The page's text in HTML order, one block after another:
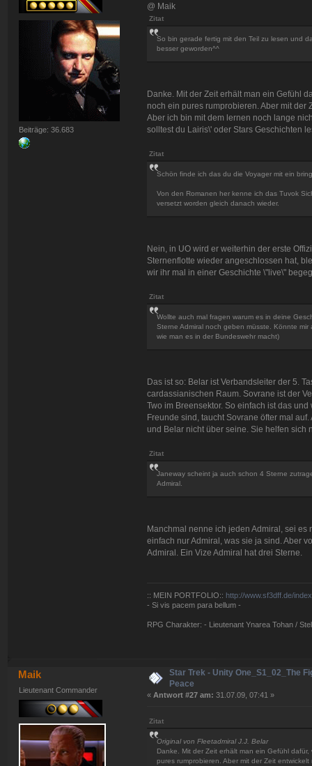
Beiträge: 36.683
@ Maik
Zitat
So bin gerade fertig mit den Teil zu lesen und
besser geworden^^
Danke. Mit der Zeit erhält man ein Gefühl
noch ein pures rumprobieren. Aber mit
Aber ich bin mit dem lernen noch lange
solltest du Lairis\' oder Stars Geschichten
Zitat
Schön finde ich das du die Voyager mit ein
Von den Romanen her kenne ich das Tuvok
versetzt worden gleich danach wieder.
Nein, in UO wird er weiterhin der erste
Sternenflotte wieder angeschlossen hat,
wir ihr mal in einer Geschichte \"live\"
Zitat
Wollte auch mal fragen warum es in deine
Sterne Admiral noch geben müsste. Könnte
wie man es in der Bundeswehr macht)
Das ist so: Belar ist Verbandsleiter der 5.
cardassianischen Raum. Sovrane ist der
Two im Breensektor. So einfach ist das
Freunde sind, taucht Sovrane öfter mal
und Belar nicht über seine. Sie helfen sich
Zitat
Janeway scheint ja auch schon 4 Sterne
Admiral.
Manchmal nenne ich jeden Admiral, sei
einfach nur Admiral, was sie ja sind. Aber
Admiral. Ein Vize Admiral hat drei Sterne.
:: MEIN PORTFOLIO:: http://www.sf3dff.de/
- Si vis pacem para bellum -
RPG Charakter: - Lieutenant Ynarea Tohan /
Maik
Lieutenant Commander
Star Trek - Unity One_S1_02_The
Peace
« Antwort #27 am: 31.07.09, 07:41 »
Zitat
Original von Fleetadmiral J.J. Belar
Danke. Mit der Zeit erhält man ein Gefühl
pures rumprobieren. Aber mit der Zeit